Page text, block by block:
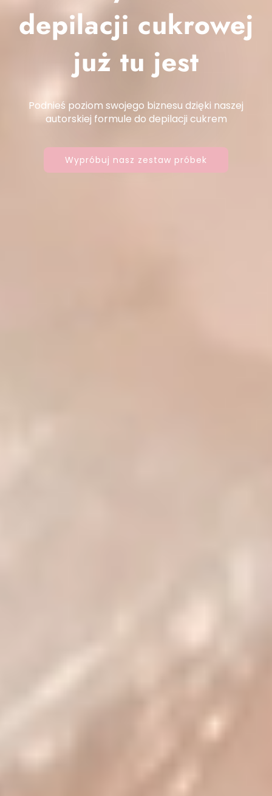
depilacji cukrowej
już tu jest
Podnieś poziom swojego biznesu dzięki naszej
autorskiej formule do depilacji cukrem
Wypróbuj nasz zestaw próbek